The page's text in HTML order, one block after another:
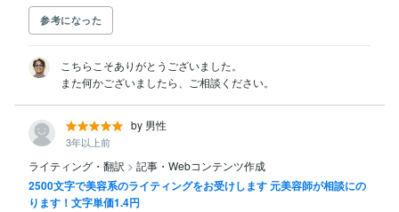
参考になった
こちらこそありがとうございました。
また何かございましたら、ご相談ください。
by 男性
3年以上前
ライティング・翻訳 > 記事・Webコンテンツ作成
2500文字で美容系のライティングをお受けします 元美容師が相談にの
ります！文字単価1.4円